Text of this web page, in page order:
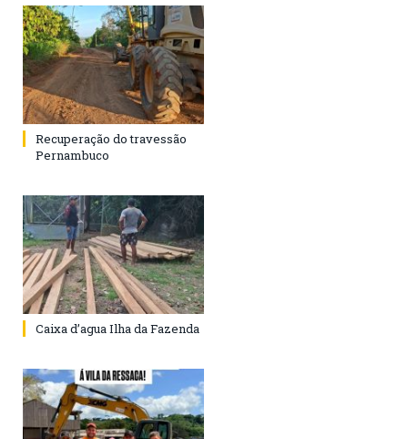
Recuperação do travessão
Pernambuco
Caixa d’agua Ilha da Fazenda